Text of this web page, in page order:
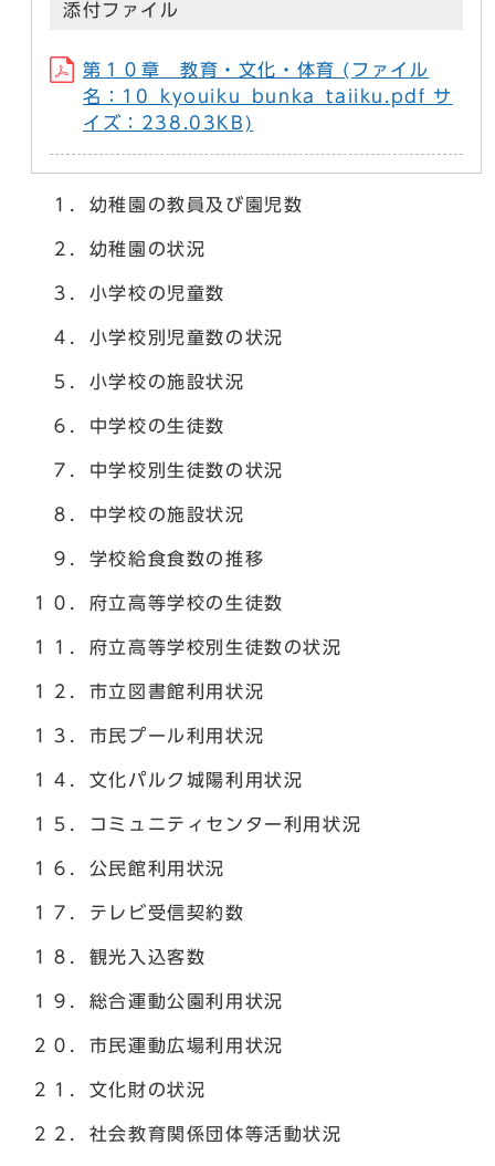
添付ファイル
第１０章 教育・文化・体育 (ファイル
名：10_kyouiku_bunka_taiiku.pdf サ
イズ：238.03KB)
１．幼稚園の教員及び園児数
２．幼稚園の状況
３．小学校の児童数
４．小学校別児童数の状況
５．小学校の施設状況
６．中学校の生徒数
７．中学校別生徒数の状況
８．中学校の施設状況
９．学校給食食数の推移
１０．府立高等学校の生徒数
１１．府立高等学校別生徒数の状況
１２．市立図書館利用状況
１３．市民プール利用状況
１４．文化パルク城陽利用状況
１５．コミュニティセンター利用状況
１６．公民館利用状況
１７．テレビ受信契約数
１８．観光入込客数
１９．総合運動公園利用状況
２０．市民運動広場利用状況
２１．文化財の状況
２２．社会教育関係団体等活動状況